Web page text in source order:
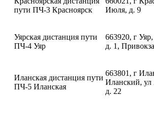
пути ПЧ-3 Красноярск
Июля, д. 9
Уярская дистанция пути
ПЧ-4 Уяр
663920, г
д. 1,
Иланская дистанция пути
ПЧ-5 Иланская
663801, г
Иланский, ул
д. 22